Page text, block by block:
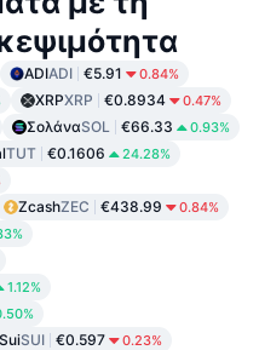
ADIADI €5.91 0.84%
XRPXRP €0.8934 0.47%
ΣολάναSOL €66.33 0.93%
TUT €0.1606 24.28%
ZcashZEC €438.99 0.84%
1.12%
SuiSUI €0.597 0.23%